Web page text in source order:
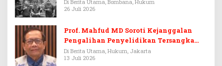
Di Berita Utama, Bombana, Hukum
26 Juli 2026
Prof. Mahfud MD Soroti Kejanggalan
Pengalihan Penyelidikan Tersangka
Febrie Adriansyah
Di Berita Utama, Hukum, Jakarta
13 Juli 2026